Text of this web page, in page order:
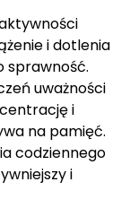
i dotlenia
sprawność.
uważności
i
na pamięć.
codziennego
i